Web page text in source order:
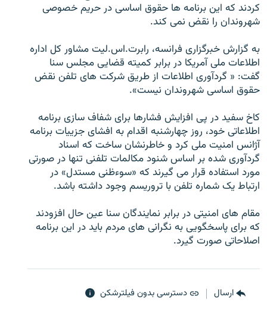
English
زبان‌های دیگر
کردند که این برنامه ها حقوق اساسی در حریم خصوصی
شهروندان را نقض نمی کند.
به گزارش خبرگزاری فرانسه، رابرت.اس.لیت مشاور کل اداره
اطلاعات ملی آمریکا در برابر کمیته قضایی مجلس سنا
گفت: « گردآوری اطلاعات از طریق شرکت های تلفن نقض
حقوق اساسی شهروندان نیست».
کاخ سفید در پی افزایش فشارها برای شفاف سازی برنامه
اطلاعاتی خود، روز چهارشنبه اقدام به افشای جزییات برنامه
آژانس امنیت ملی کرد و خاطرنشان ساخت که اسناد
گردآوری شده بر اساس شنود مکالمات تلفنی تنها در صورتی
مورد استفاده قرار می گیرند که «سوءظنی مستدل» در
ارتباط یک شماره تلفن با تروریسم وجود داشته باشد.
مقام های امنیتی در برابر نمایندگان سنا عین حال افزودند
که برای پاسخگویی به نگرانی های مردم باید در این برنامه
اصلاحاتی صورت گیرد.
ارسال دسترسی بدون فیلترشکن